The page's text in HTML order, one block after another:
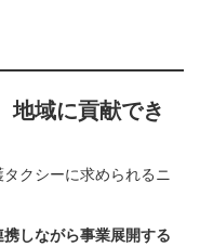
地域に貢献でき
クシーに求められるニ
しながら事業展開する